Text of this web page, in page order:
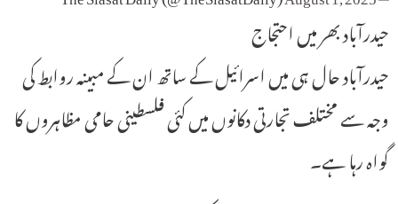
حیدرآباد بھر میں احتجاج
حیدرآباد حال ہی میں اسرائیل کے ساتھ ان کے مبینہ روابط کی
وجہ سے مختلف تجارتی دکانوں میں کئی فلسطینی حامی مظاہروں کا
گواہ رہا ہے۔